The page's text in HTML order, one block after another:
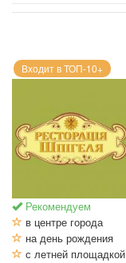
Входит в ТОП-10+
Рекомендуем
в центре города
на день рождения
с летней площадкой